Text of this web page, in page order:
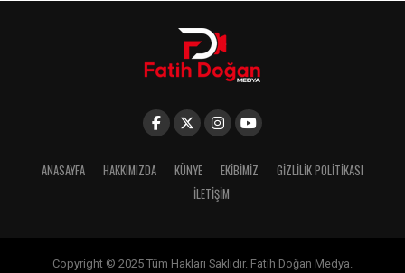
ANASAYFA HAKKIMIZDA KÜNYE EKIBIMIZ
GIZLILIK POLITIKASI
İLETIŞIM
Copyright © 2025 Tüm Hakları Saklıdır. Fatih Doğan Medya.